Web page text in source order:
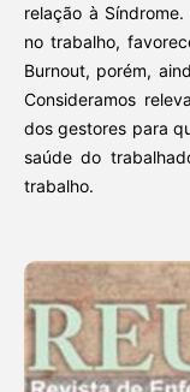
relação à Síndrome.
no trabalho,
Burnout, porém,
Consideramos
dos gestores para
saúde do
trabalho.